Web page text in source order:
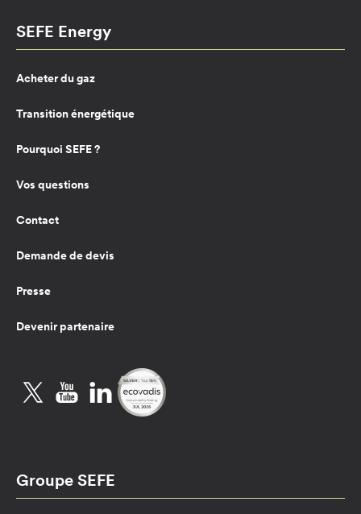
SEFE Energy
Acheter du gaz
Transition énergétique
Pourquoi SEFE ?
Vos questions
Contact
Demande de devis
Presse
Devenir partenaire
TwitterYouTubeLinkedIn
Groupe SEFE